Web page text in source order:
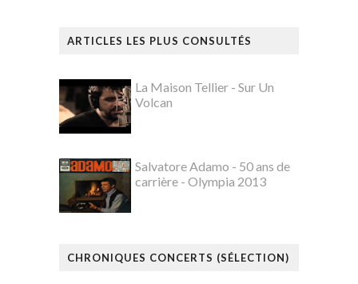
ARTICLES LES PLUS CONSULTÉS
La Maison Tellier - Sur Un
Volcan
Salvatore Adamo - 50 ans de
carrière - Olympia 2013
CHRONIQUES CONCERTS (SÉLECTION)